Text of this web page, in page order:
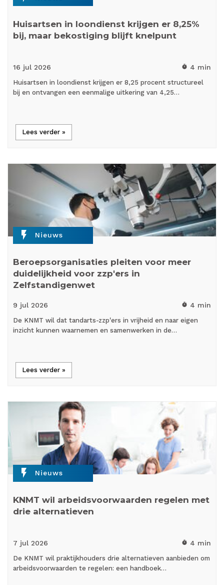
Huisartsen in loondienst krijgen er 8,25%
bij, maar bekostiging blijft knelpunt
16 jul 2026 timer 4 min
Huisartsen in loondienst krijgen er 8,25 procent structureel
bij en ontvangen een eenmalige uitkering van 4,25…
Lees verder »
flash_on Nieuws
Beroepsorganisaties pleiten voor meer
duidelijkheid voor zzp'ers in
Zelfstandigenwet
9 jul 2026 timer 4 min
De KNMT wil dat tandarts-zzp'ers in vrijheid en naar eigen
inzicht kunnen waarnemen en samenwerken in de…
Lees verder »
flash_on Nieuws
KNMT wil arbeidsvoorwaarden regelen met
drie alternatieven
7 jul 2026 timer 4 min
De KNMT wil praktijkhouders drie alternatieven aanbieden om
arbeidsvoorwaarden te regelen: een handboek…